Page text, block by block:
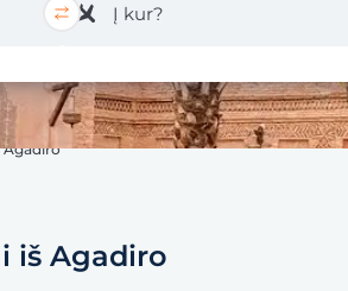
Į kur?
Agadiro
iš Agadiro